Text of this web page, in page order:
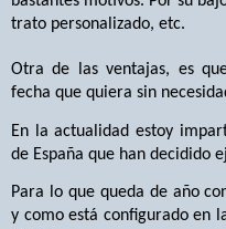
trato personalizado, etc.
Otra de las ventajas, es
fecha que quiera sin
En la actualidad estoy
de España que han decidido
Para lo que queda de año
y como está configurado en